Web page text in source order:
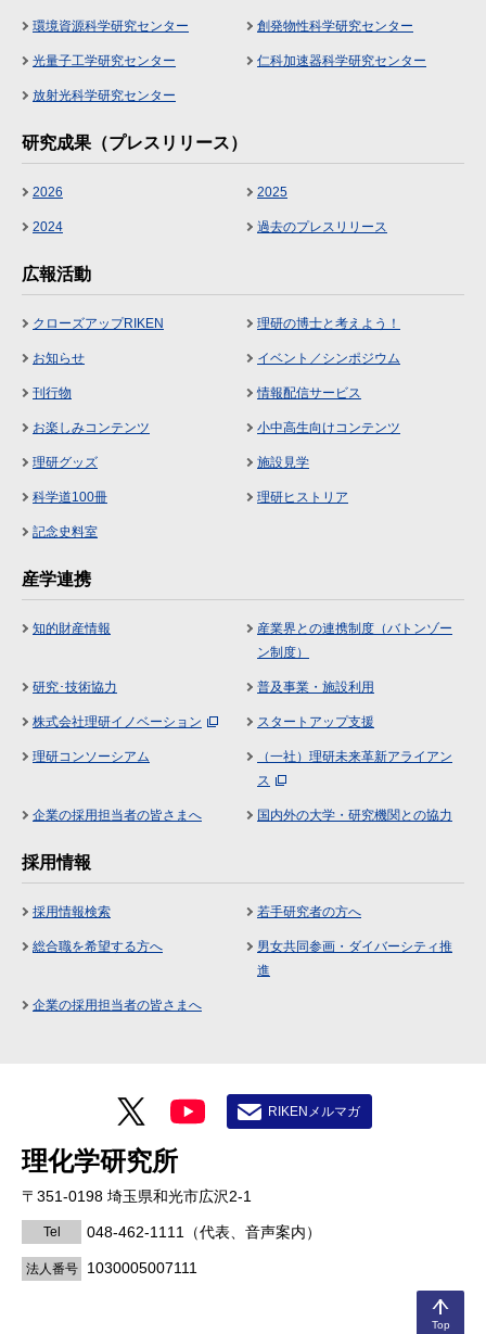
Top
環境資源科学研究センター 創発物性科学研究センター
光量子工学研究センター 仁科加速器科学研究センター
放射光科学研究センター
研究成果（プレスリリース）
2026 2025
2024 過去のプレスリリース
広報活動
クローズアップRIKEN 理研の博士と考えよう！
お知らせ イベント／シンポジウム
刊行物 情報配信サービス
お楽しみコンテンツ 小中高生向けコンテンツ
理研グッズ 施設見学
科学道100冊 理研ヒストリア
記念史料室
産学連携
知的財産情報
産業界との連携制度（バトンゾー
ン制度）
研究･技術協力 普及事業・施設利用
株式会社理研イノベーション スタートアップ支援
理研コンソーシアム
（一社）理研未来革新アライアン
ス
企業の採用担当者の皆さまへ 国内外の大学・研究機関との協力
採用情報
採用情報検索 若手研究者の方へ
総合職を希望する方へ
男女共同参画・ダイバーシティ推
進
企業の採用担当者の皆さまへ
理化学研究所
〒351-0198 埼玉県和光市広沢2-1
Tel 048-462-1111 （代表、音声案内）
法人番号 1030005007111
RIKENメルマガ